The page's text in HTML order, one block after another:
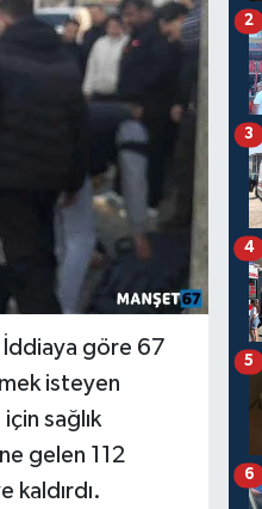
İddiaya göre 67
isteyen
sağlık
gelen 112
kaldırdı.
2
3
4
5
6